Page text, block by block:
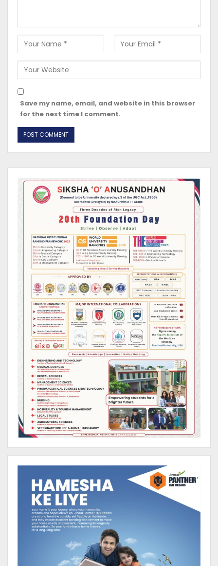
Save my name, email, and website in this browser
for the next time I comment.